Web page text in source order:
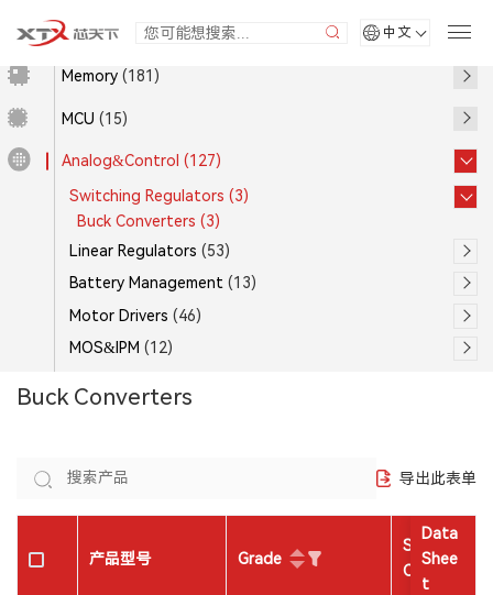
中文
Memory (181)
MCU (15)
Analog&Control (127)
Switching Regulators (3)
Buck Converters (3)
Linear Regulators (53)
Battery Management (13)
Motor Drivers (46)
MOS&IPM (12)
Buck Converters
导出此表单
Grade
Shutdown
Current(μA)
产品型号
Data
Shee
t